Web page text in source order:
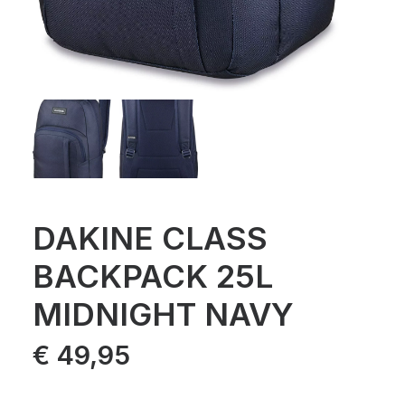
DAKINE CLASS
BACKPACK 25L
MIDNIGHT NAVY
€ 49,95